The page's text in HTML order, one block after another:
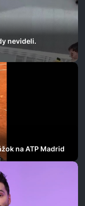
nevideli.
na ATP Madrid